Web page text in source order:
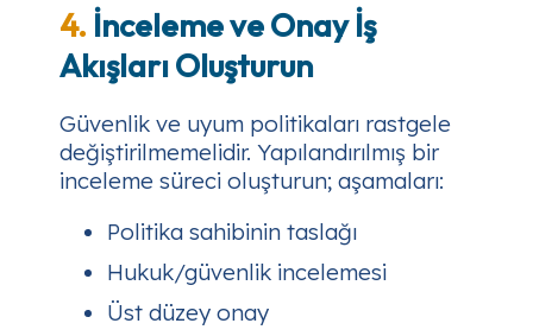
4. İnceleme ve Onay İş
Akışları Oluşturun
Güvenlik ve uyum politikaları rastgele
değiştirilmemelidir. Yapılandırılmış bir
inceleme süreci oluşturun; aşamaları:
Politika sahibinin taslağı
Hukuk/güvenlik incelemesi
Üst düzey onay